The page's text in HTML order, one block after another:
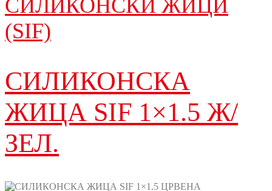
СИЛИКОНСКИ ЖИЦИ
(SIF)
СИЛИКОНСКА
ЖИЦА SIF 1×1.5 Ж/
ЗЕЛ.